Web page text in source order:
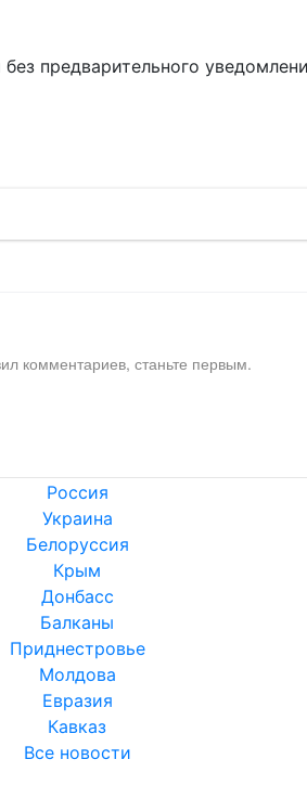
предварительного
комментариев, станьте первым.
Россия
Украина
Белоруссия
Крым
Донбасс
Балканы
Приднестровье
Молдова
Евразия
Кавказ
Все новости